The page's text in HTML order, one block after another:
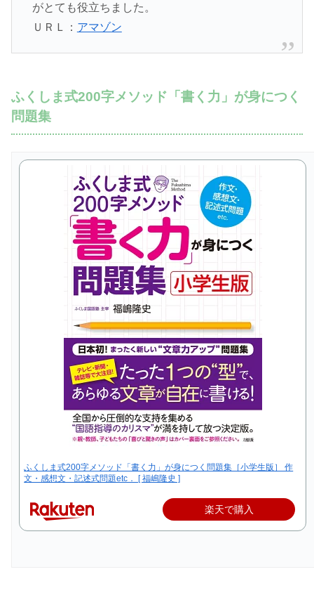
がとても役立ちました。
ＵＲＬ： アマゾン
ふくしま式200字メソッド「書く力」が身につく
問題集
ふくしま式200字メソッド「書く力」が身につく問題集［小学生版］ 作
文・感想文・記述式問題etc． [ 福嶋隆史 ]
楽天で購入